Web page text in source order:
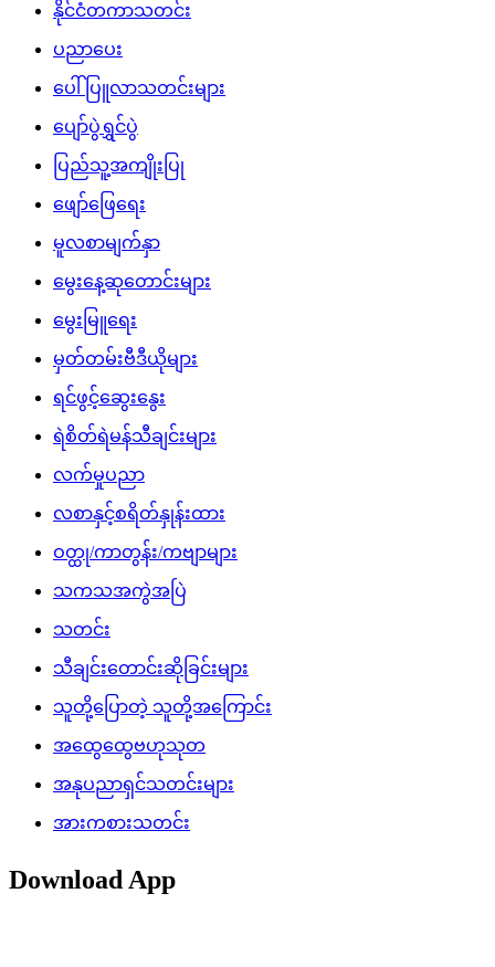
နိုင်ငံတကာသတင်း
ပညာပေး
ပေါ်ပြူလာသတင်းများ
ပျော်ပွဲရွှင်ပွဲ
ပြည်သူ့အကျိုးပြု
ဖျော်ဖြေရေး
မူလစာမျက်နှာ
မွေးနေ့ဆုတောင်းများ
မွေးမြူရေး
မှတ်တမ်းဗီဒီယိုများ
ရင်ဖွင့်ဆွေးနွေး
ရဲစိတ်ရဲမန်သီချင်းများ
လက်မှုပညာ
လစာနှင့်စရိတ်နှုန်းထား
ဝတ္ထု/ကာတွန်း/ကဗျာများ
သကသအကွဲအပြဲ
သတင်း
သီချင်းတောင်းဆိုခြင်းများ
သူတို့ပြောတဲ့ သူတို့အကြောင်း
အထွေထွေဗဟုသုတ
အနုပညာရှင်သတင်းများ
အားကစားသတင်း
Download App